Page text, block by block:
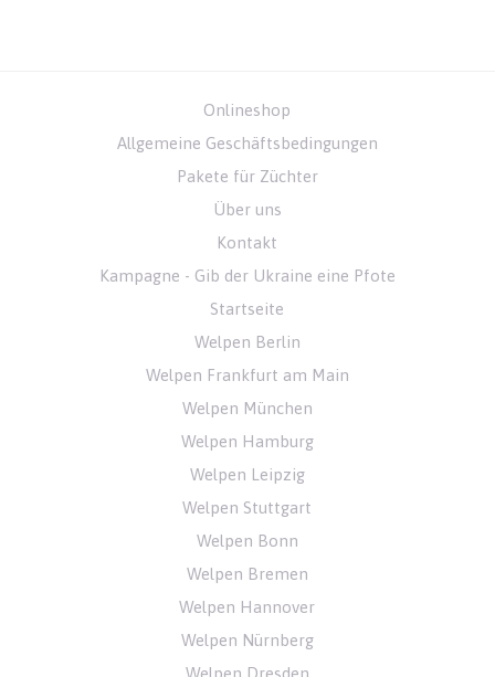
Onlineshop
Allgemeine Geschäftsbedingungen
Pakete für Züchter
Über uns
Kontakt
Kampagne - Gib der Ukraine eine Pfote
Startseite
Welpen Berlin
Welpen Frankfurt am Main
Welpen München
Welpen Hamburg
Welpen Leipzig
Welpen Stuttgart
Welpen Bonn
Welpen Bremen
Welpen Hannover
Welpen Nürnberg